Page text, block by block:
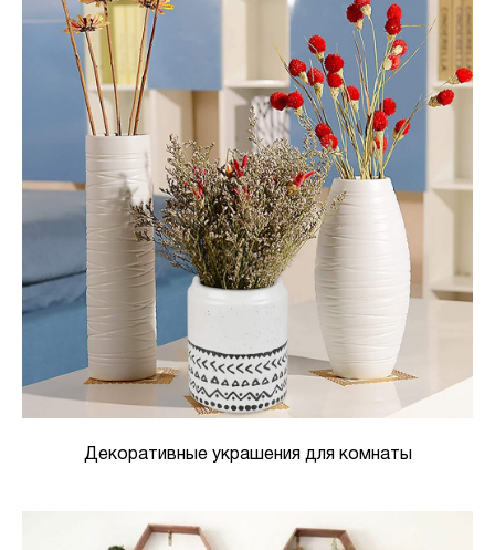
Декоративные украшения для комнаты